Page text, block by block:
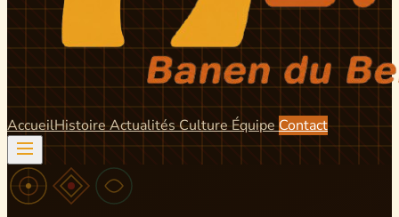
AccueilHistoire ActualitésCulture Équipe Contact